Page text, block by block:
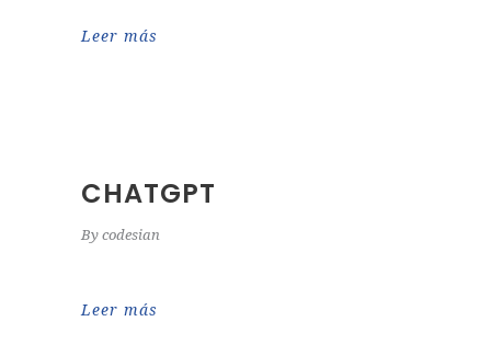
Leer más
CHATGPT
By codesian
Leer más